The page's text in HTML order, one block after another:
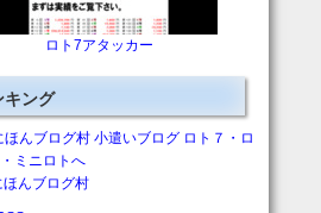
ロト7アタッカー
キング
ほんブログ村